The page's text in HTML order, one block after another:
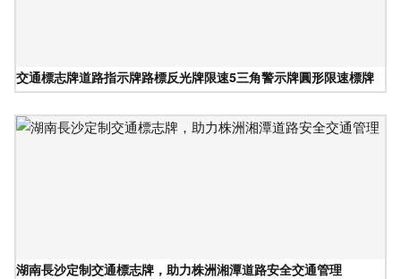
交通標志牌道路指示牌路標反光牌限速5三角警示牌圓形限速標牌
湖南長沙定制交通標志牌，助力株洲湘潭道路安全交通管理